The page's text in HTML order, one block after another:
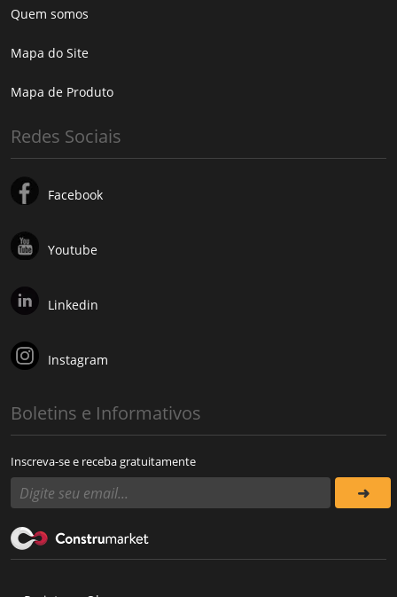
Quem somos
Mapa do Site
Mapa de Produto
Redes Sociais
Facebook
Youtube
Linkedin
Instagram
Boletins e Informativos
Inscreva-se e receba gratuitamente